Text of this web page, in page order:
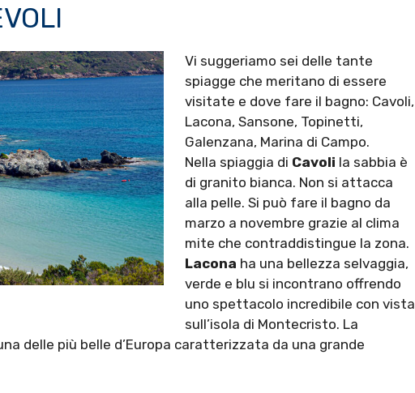
Vi suggeriamo sei delle tante
spiagge che meritano di essere
visitate e dove fare il bagno: Cavoli,
Lacona, Sansone, Topinetti,
Galenzana, Marina di Campo.
Nella spiaggia di Cavoli la sabbia è
di granito bianca. Non si attacca
alla pelle. Si può fare il bagno da
marzo a novembre grazie al clima
mite che contraddistingue la zona.
Lacona ha una bellezza selvaggia,
verde e blu si incontrano offrendo
uno spettacolo incredibile con vista
sull’isola di Montecristo. La
delle più belle d’Europa caratterizzata da una grande